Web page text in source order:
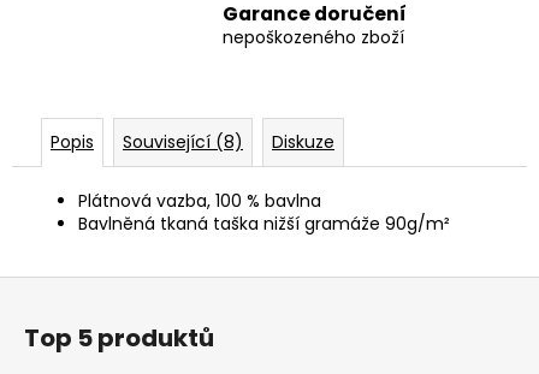
Garance doručení
nepoškozeného zboží
Popis Související (8) Diskuze
Plátnová vazba, 100 % bavlna
Bavlněná tkaná taška nižší gramáže 90g/m²
Z
Top 5 produktů